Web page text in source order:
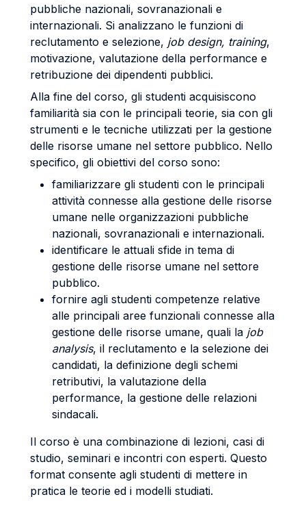
pubbliche nazionali, sovranazionali e
internazionali. Si analizzano le funzioni di
reclutamento e selezione, job design, training,
motivazione, valutazione della performance e
retribuzione dei dipendenti pubblici.
Alla fine del corso, gli studenti acquisiscono
familiarità sia con le principali teorie, sia con gli
strumenti e le tecniche utilizzati per la gestione
delle risorse umane nel settore pubblico. Nello
specifico, gli obiettivi del corso sono:
familiarizzare gli studenti con le principali
attività connesse alla gestione delle risorse
umane nelle organizzazioni pubbliche
nazionali, sovranazionali e internazionali.
identificare le attuali sfide in tema di
gestione delle risorse umane nel settore
pubblico.
fornire agli studenti competenze relative
alle principali aree funzionali connesse alla
gestione delle risorse umane, quali la job
analysis, il reclutamento e la selezione dei
candidati, la definizione degli schemi
retributivi, la valutazione della
performance, la gestione delle relazioni
sindacali.
Il corso è una combinazione di lezioni, casi di
studio, seminari e incontri con esperti. Questo
format consente agli studenti di mettere in
pratica le teorie ed i modelli studiati.